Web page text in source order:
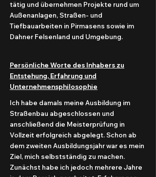
tätig und übernehmen Projekte rund um
Außenanlagen, Straßen- und
Tiefbauarbeiten in Pirmasens sowie im
Dahner Felsenland und Umgebung.
Persönliche Worte des Inhabers zu
Entstehung, Erfahrung und
Unternehmensphilosophie
Ich habe damals meine Ausbildung im
Straßenbau abgeschlossen und
anschließend die Meisterprüfung in
Vollzeit erfolgreich abgelegt. Schon ab
dem zweiten Ausbildungsjahr war es mein
Ziel, mich selbstständig zu machen.
Zunächst habe ich jedoch mehrere Jahre